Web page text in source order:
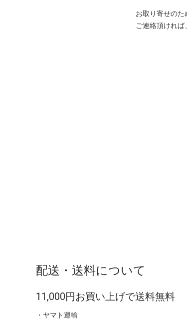
お取り寄せのた
ご連絡頂ければ
配送・送料について
11,000円お買い上げで送料無料
・ヤマト運輸